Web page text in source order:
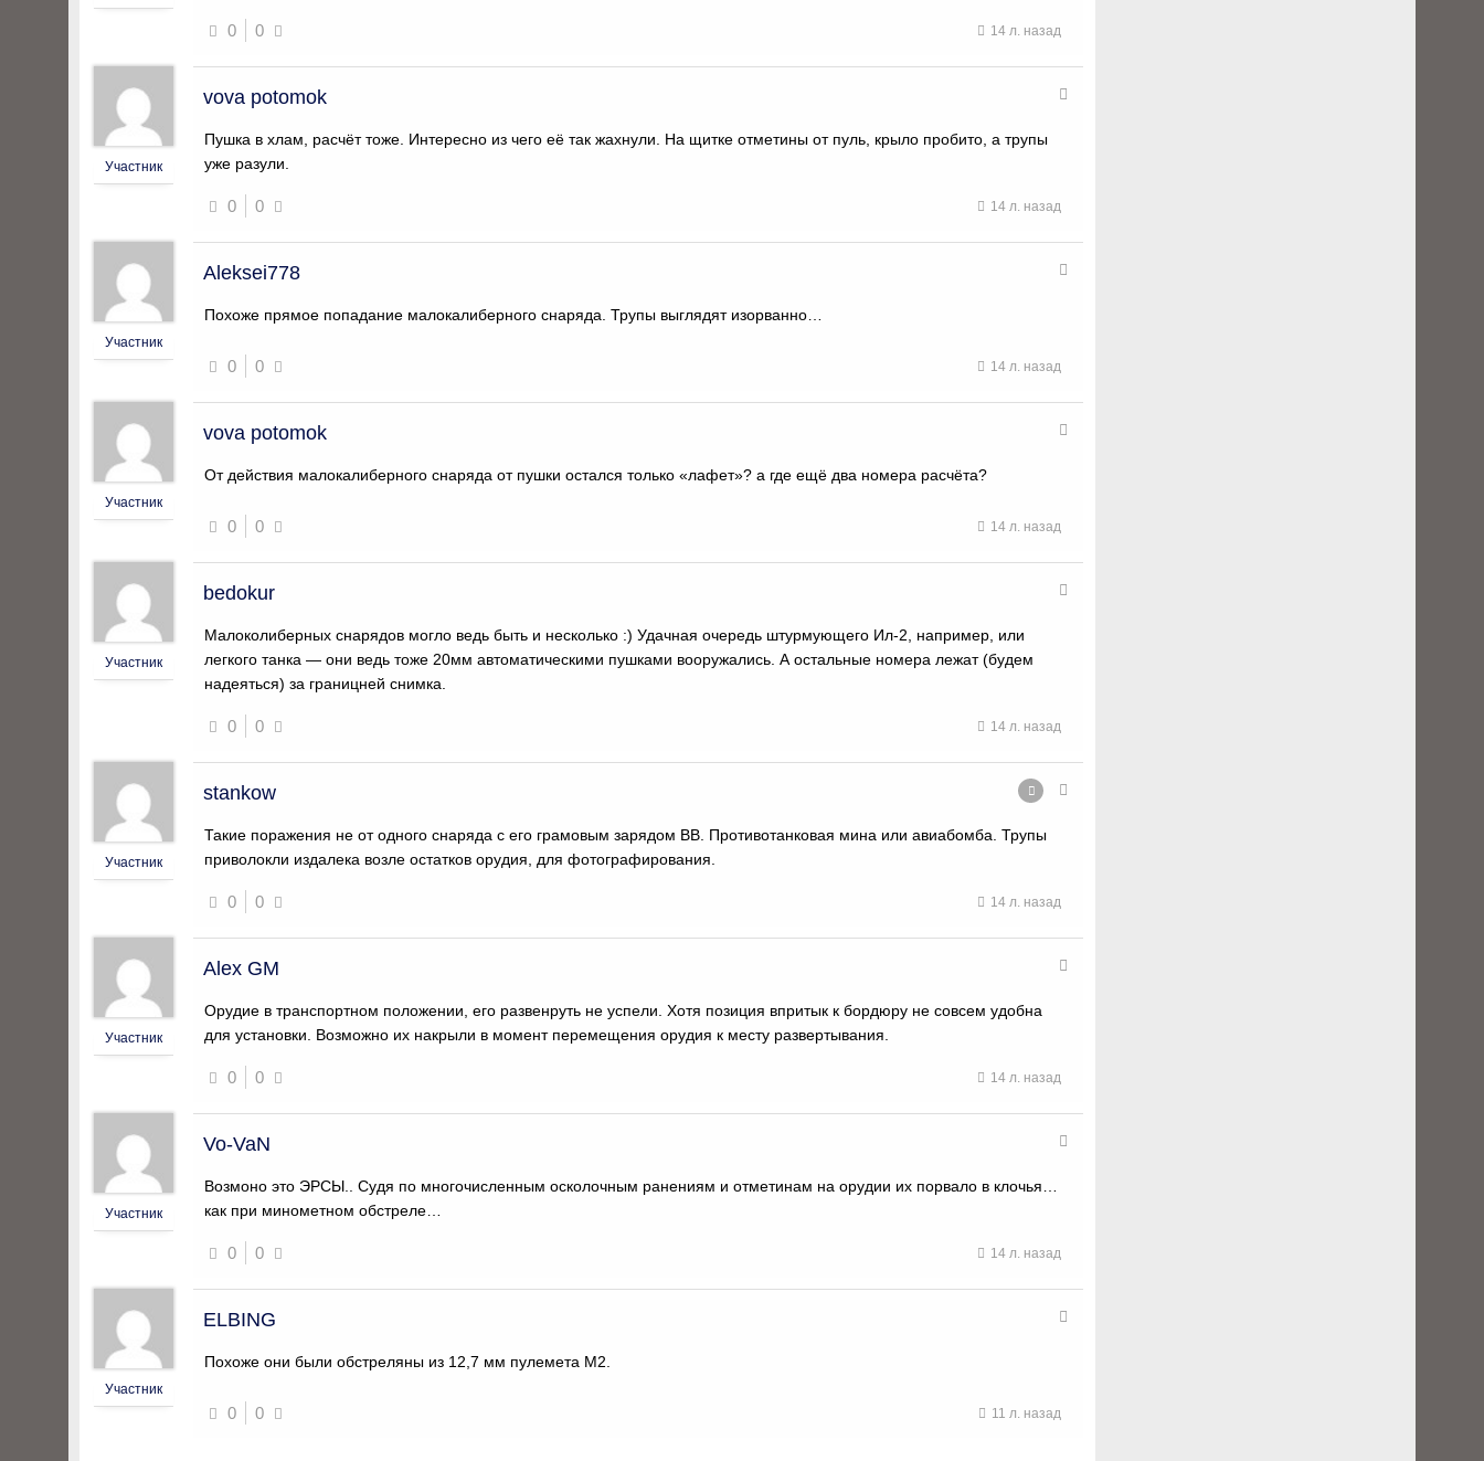
0 0 14 л. назад
Участник
vova potomok
Пушка в хлам, расчёт тоже. Интересно из чего её так жахнули. На щитке отметины от пуль, крыло пробито, а трупы
уже разули.
0 0 14 л. назад
Участник
Aleksei778
Похоже прямое попадание малокалиберного снаряда. Трупы выглядят изорванно…
0 0 14 л. назад
Участник
vova potomok
От действия малокалиберного снаряда от пушки остался только «лафет»? а где ещё два номера расчёта?
0 0 14 л. назад
Участник
bedokur
Малоколиберных снарядов могло ведь быть и несколько :) Удачная очередь штурмующего Ил-2, например, или
легкого танка — они ведь тоже 20мм автоматическими пушками вооружались. А остальные номера лежат (будем
надеяться) за границней снимка.
0 0 14 л. назад
Участник
stankow
Такие поражения не от одного снаряда с его грамовым зарядом ВВ. Противотанковая мина или авиабомба. Трупы
приволокли издалека возле остатков орудия, для фотографирования.
0 0 14 л. назад
Участник
Alex GM
Орудие в транспортном положении, его развенруть не успели. Хотя позиция впритык к бордюру не совсем удобна
для установки. Возможно их накрыли в момент перемещения орудия к месту развертывания.
0 0 14 л. назад
Участник
Vo-VaN
Возмоно это ЭРСЫ.. Судя по многочисленным осколочным ранениям и отметинам на орудии их порвало в клочья…
как при минометном обстреле…
0 0 14 л. назад
Участник
ELBING
Похоже они были обстреляны из 12,7 мм пулемета М2.
0 0 11 л. назад